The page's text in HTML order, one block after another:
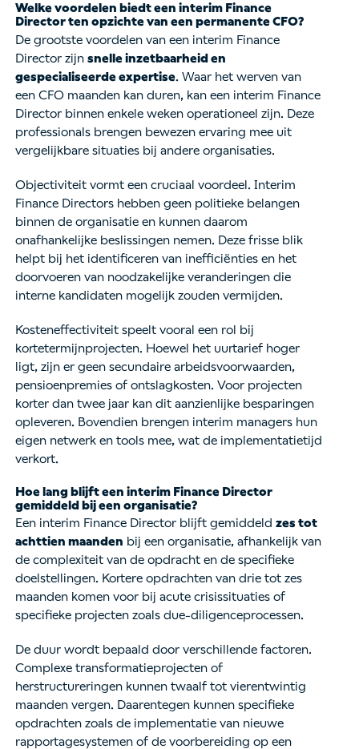
Welke voordelen biedt een interim Finance
Director ten opzichte van een permanente CFO?
De grootste voordelen van een interim Finance
Director zijnsnelle inzetbaarheid en
gespecialiseerde expertise. Waar het werven van
een CFO maanden kan duren, kan een interim Finance
Director binnen enkele weken operationeel zijn. Deze
professionals brengen bewezen ervaring mee uit
vergelijkbare situaties bij andere organisaties.
Objectiviteit vormt een cruciaal voordeel. Interim
Finance Directors hebben geen politieke belangen
binnen de organisatie en kunnen daarom
onafhankelijke beslissingen nemen. Deze frisse blik
helpt bij het identificeren van inefficiënties en het
doorvoeren van noodzakelijke veranderingen die
interne kandidaten mogelijk zouden vermijden.
Kosteneffectiviteit speelt vooral een rol bij
kortetermijnprojecten. Hoewel het uurtarief hoger
ligt, zijn er geen secundaire arbeidsvoorwaarden,
pensioenpremies of ontslagkosten. Voor projecten
korter dan twee jaar kan dit aanzienlijke besparingen
opleveren. Bovendien brengen interim managers hun
eigen netwerk en tools mee, wat de implementatietijd
verkort.
Hoe lang blijft een interim Finance Director
gemiddeld bij een organisatie?
Een interim Finance Director blijft gemiddeldzes tot
achttien maanden bij een organisatie, afhankelijk van
de complexiteit van de opdracht en de specifieke
doelstellingen. Kortere opdrachten van drie tot zes
maanden komen voor bij acute crisissituaties of
specifieke projecten zoals due-diligenceprocessen.
De duur wordt bepaald door verschillende factoren.
Complexe transformatieprojecten of
herstructureringen kunnen twaalf tot vierentwintig
maanden vergen. Daarentegen kunnen specifieke
opdrachten zoals de implementatie van nieuwe
rapportagesystemen of de voorbereiding op een